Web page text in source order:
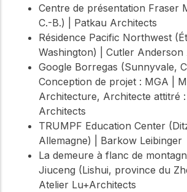
Centre de présentation Fraser
C.-B.) | Patkau Architects
Résidence Pacific Northwest
Washington) | Cutler Anderson
Google Borregas (Sunnyvale,
Conception de projet : MGA |
Architecture, Architecte attitré :
Architects
TRUMPF Education Center
Allemagne) | Barkow Leibinger
La demeure à flanc de
Jiuceng (Lishui, province du
Atelier Lu+Architects